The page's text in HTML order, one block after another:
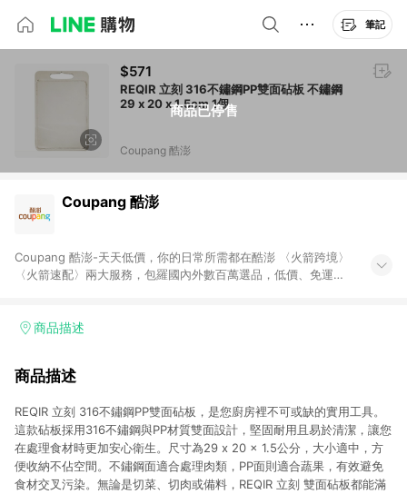
筆記
商品已停售
$571
REQIR 立刻 316不鏽鋼PP雙面砧板 不鏽鋼
29 x 20 x 1.5cm 1個
Coupang 酷澎
Coupang 酷澎
Coupang 酷澎-天天低價，你的日常所需都在酷澎 〈火箭跨境〉
〈火箭速配〉兩大服務，包羅國內外數百萬選品，低價、免運，
加入WOW會員告別湊免運，火箭速配、火箭跨境優質選品不限金
商品描述
商品描述
REQIR 立刻 316不鏽鋼PP雙面砧板，是您廚房裡不可或缺的實用工具。
這款砧板採用316不鏽鋼與PP材質雙面設計，堅固耐用且易於清潔，讓您
在處理食材時更加安心衛生。尺寸為29 x 20 x 1.5公分，大小適中，方
便收納不佔空間。不鏽鋼面適合處理肉類，PP面則適合蔬果，有效避免
食材交叉污染。無論是切菜、切肉或備料，REQIR 立刻 雙面砧板都能滿